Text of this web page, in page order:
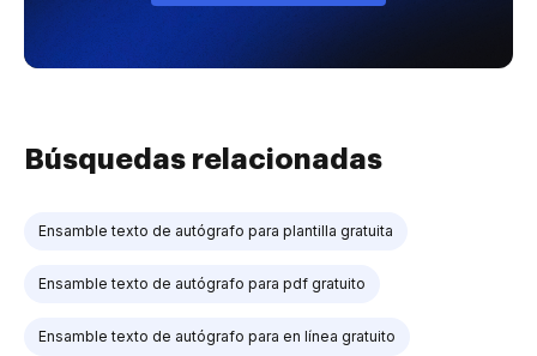
Búsquedas relacionadas
Ensamble texto de autógrafo para plantilla gratuita
Ensamble texto de autógrafo para pdf gratuito
Ensamble texto de autógrafo para en línea gratuito